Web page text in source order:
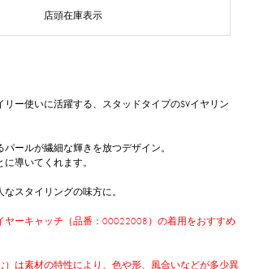
店頭在庫表示
リー使いに活躍する、スタッドタイプのSVイヤリン
ールが繊細な輝きを放つデザイン。
導いてくれます。
スタイリングの味方に。
ーキャッチ（品番：00022008）の着用をおすすめ
は素材の特性により、色や形、風合いなどが多少異